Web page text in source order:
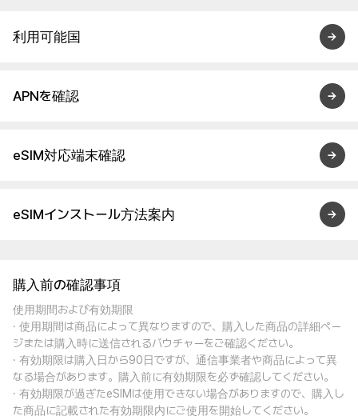
利用可能国
APNを確認
eSIM対応端末確認
eSIMインストール方法案内
購入前の確認事項
使用期間および有効期限
· 使用期間は商品によって異なりますので、購入した商品の詳細ペー
ジまたは購入時に送信されるバウチャーをご確認ください。
· 有効期限は購入日から90日ですが、通信事業者や商品によって異
なる場合があります。購入前に有効期限を必ず確認してください。
· 有効期限が過ぎたeSIMは使用できない場合がありますので、購入し
た商品に記載された有効期限内にご使用を開始してください。